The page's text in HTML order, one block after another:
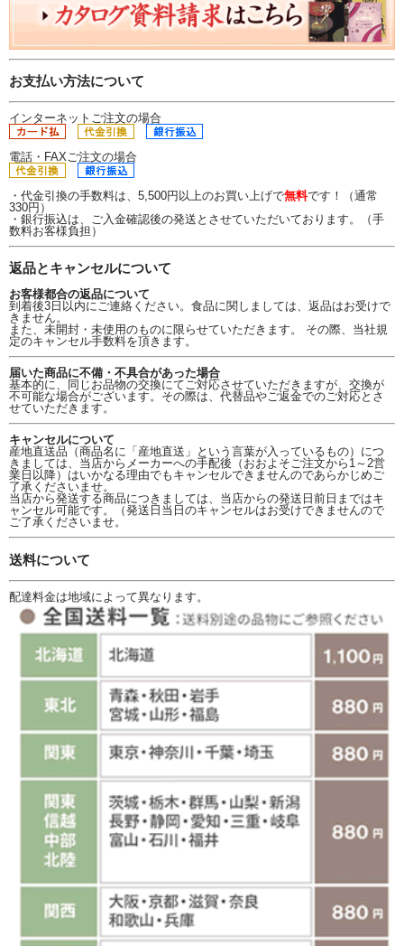
お支払い方法について
インターネットご注文の場合
電話・FAXご注文の場合
・代金引換の手数料は、5,500円以上のお買い上げで無料です！（通常
330円）
・銀行振込は、ご入金確認後の発送とさせていただいております。（手
数料お客様負担）
返品とキャンセルについて
お客様都合の返品について
到着後3日以内にご連絡ください。食品に関しましては、返品はお受けで
きません。
また、未開封・未使用のものに限らせていただきます。 その際、当社規
定のキャンセル手数料を頂きます。
届いた商品に不備・不具合があった場合
基本的に、同じお品物の交換にてご対応させていただきますが、交換が
不可能な場合がございます。その際は、代替品やご返金でのご対応とさ
せていただきます。
キャンセルについて
産地直送品（商品名に「産地直送」という言葉が入っているもの）につ
きましては、当店からメーカーへの手配後（おおよそご注文から1～2営
業日以降）はいかなる理由でもキャンセルできませんのであらかじめご
了承くださいませ。
当店から発送する商品につきましては、当店からの発送日前日まではキ
ャンセル可能です。（発送日当日のキャンセルはお受けできませんので
ご了承くださいませ。
送料について
配達料金は地域によって異なります。